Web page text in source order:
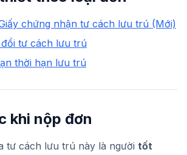
chứng nhận tư cách lưu trú (Mới)
tư cách lưu trú
thời hạn lưu trú
khi nộp đơn
tư cách lưu trú này là người tốt